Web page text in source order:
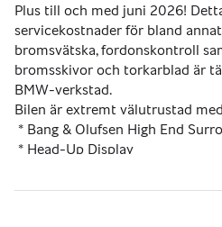
Plus till och med juni 2026!
servicekostnader för bland
bromsvätska, fordonskontroll
bromsskivor och torkarblad är
BMW-verkstad.
Bilen är extremt välutrustad
* Bang & Olufsen High End
* Head-Up Display
* Adaptiva LED-strålkastare